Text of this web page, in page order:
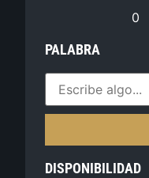
0
PALABRA
DISPONIBILIDAD